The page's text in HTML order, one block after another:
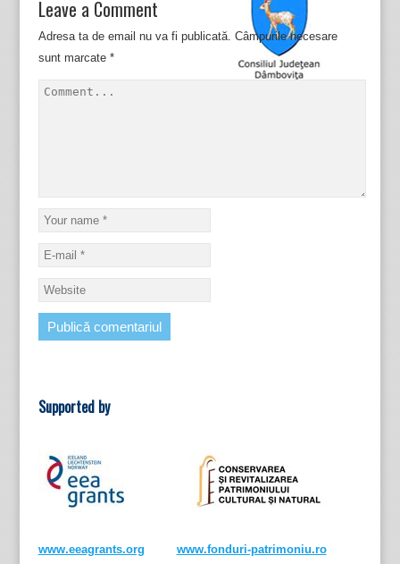
Leave a Comment
Adresa ta de email nu va fi publicată. Câmpurile necesare
sunt marcate *
Supported by
www.eeagrants.org www.fonduri-patrimoniu.ro